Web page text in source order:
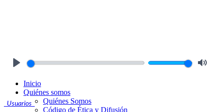
Usuarios
Inicio
Quiénes somos
Quiénes Somos
Código de Ética y Difusión